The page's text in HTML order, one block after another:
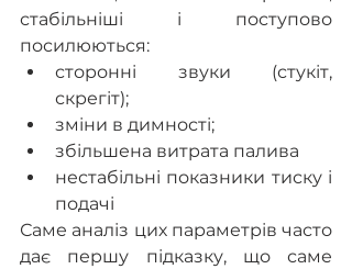
стабільніші і поступово
посилюються:
сторонні звуки (стукіт,
скрегіт);
зміни в димності;
збільшена витрата палива
нестабільні показники тиску і
подачі
Саме аналіз цих параметрів часто
дає першу підказку, що саме